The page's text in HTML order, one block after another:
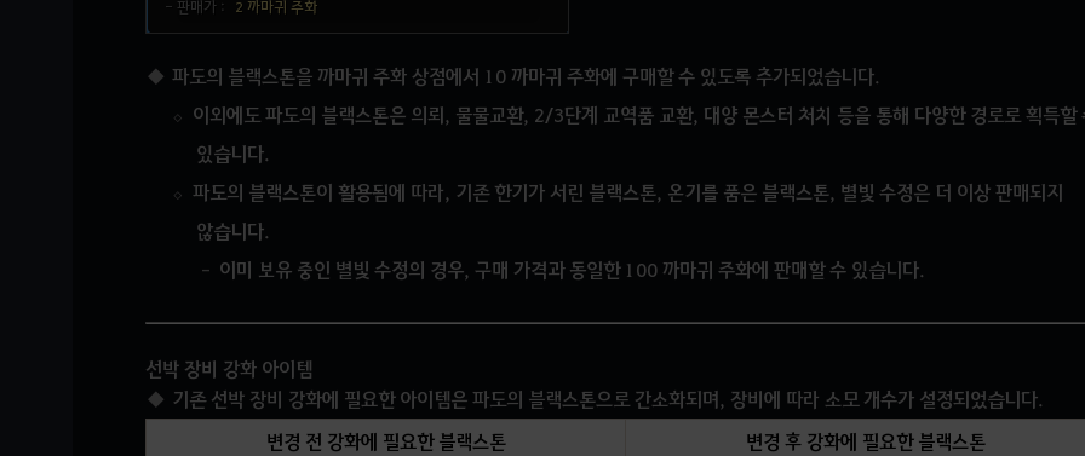
파도의 블랙스톤을 까마귀 주화 상점에서 10 까마귀 주화에 구매할 수 있도록 추가되었습니다.
이외에도 파도의 블랙스톤은 의뢰, 물물교환, 2/3단계 교역품 교환, 대양 몬스터 처치 등을 통해 다양한 경로로 획득할
있습니다.
파도의 블랙스톤이 활용됨에 따라, 기존 한기가 서린 블랙스톤, 온기를 품은 블랙스톤, 별빛 수정은 더 이상 판매되지
않습니다.
이미 보유 중인 별빛 수정의 경우, 구매 가격과 동일한 100 까마귀 주화에 판매할 수 있습니다.
선박 장비 강화 아이템
기존 선박 장비 강화에 필요한 아이템은 파도의 블랙스톤으로 간소화되며, 장비에 따라 소모 개수가 설정되었습니다.
변경 전 강화에 필요한 블랙스톤
변경 후 강화에 필요한 블랙스톤